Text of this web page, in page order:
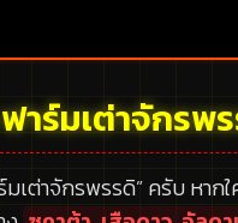
าร์มเต่าจักรพ
มเต่าจักรพรรดิ”ครับ หาก